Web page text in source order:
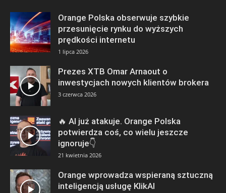
Orange Polska obserwuje szybkie
przesunięcie rynku do wyższych
prędkości internetu
1 lipca 2026
Prezes XTB Omar Arnaout o
inwestycjach nowych klientów brokera
3 czerwca 2026
🔥 AI już atakuje. Orange Polska
potwierdza coś, co wielu jeszcze
ignoruje👇
21 kwietnia 2026
Orange wprowadza wspieraną sztuczną
inteligencją usługę KlikAI